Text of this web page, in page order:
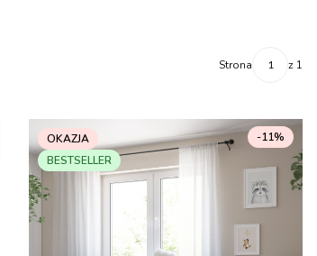
Strona z 1
OKAZJA
BESTSELLER
-11%